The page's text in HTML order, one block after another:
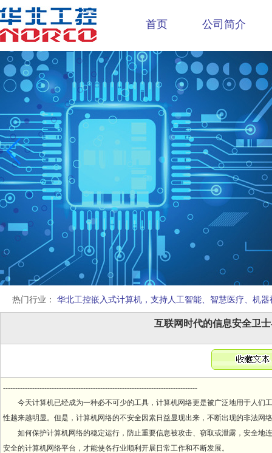
首页 公司简介
热门行业： 华北工控嵌入式计算机，支持人工智能、智慧医疗、机
互联网时代的信息安全卫
--------------------------------------------------------------------------------
今天计算机已经成为一种必不可少的工具，计算机网络更是被广泛地用于人们
性越来越明显。但是，计算机网络的不安全因素日益显现出来，不断出现的非法
如何保护计算机网络的稳定运行，防止重要信息被攻击、窃取或泄露，安全地
安全的计算机网络平台，才能使各行业顺利开展日常工作和不断发展。